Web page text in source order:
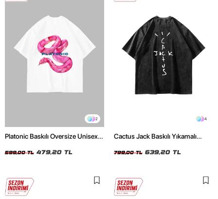
2
Platonic Baskılı Oversize Unisex
599,00 TL 479,20 TL
4
Cactus Jack Baskılı Yıkamalı
799,00 TL 639,20 TL